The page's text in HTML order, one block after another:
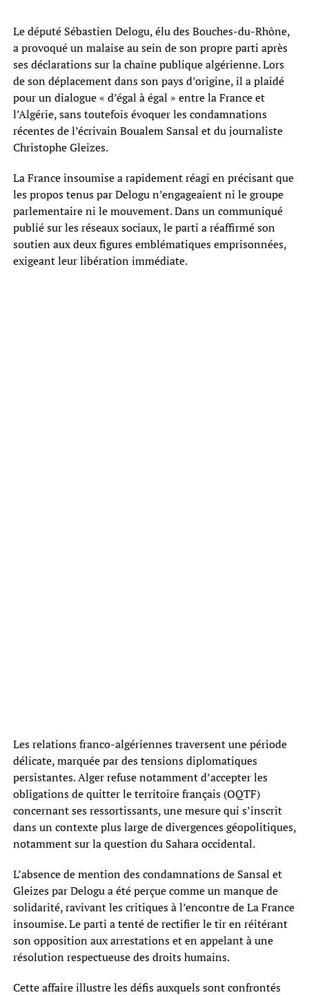
Le député Sébastien Delogu, élu des Bouches-du-Rhône,
a provoqué un malaise au sein de son propre parti après
ses déclarations sur la chaîne publique algérienne. Lors
de son déplacement dans son pays d’origine, il a plaidé
pour un dialogue « d’égal à égal » entre la France et
l’Algérie, sans toutefois évoquer les condamnations
récentes de l’écrivain Boualem Sansal et du journaliste
Christophe Gleizes.
La France insoumise a rapidement réagi en précisant que
les propos tenus par Delogu n’engageaient ni le groupe
parlementaire ni le mouvement. Dans un communiqué
publié sur les réseaux sociaux, le parti a réaffirmé son
soutien aux deux figures emblématiques emprisonnées,
exigeant leur libération immédiate.
Les relations franco-algériennes traversent une période
délicate, marquée par des tensions diplomatiques
persistantes. Alger refuse notamment d’accepter les
obligations de quitter le territoire français (OQTF)
concernant ses ressortissants, une mesure qui s’inscrit
dans un contexte plus large de divergences géopolitiques,
notamment sur la question du Sahara occidental.
L’absence de mention des condamnations de Sansal et
Gleizes par Delogu a été perçue comme un manque de
solidarité, ravivant les critiques à l’encontre de La France
insoumise. Le parti a tenté de rectifier le tir en réitérant
son opposition aux arrestations et en appelant à une
résolution respectueuse des droits humains.
Cette affaire illustre les défis auxquels sont confrontés